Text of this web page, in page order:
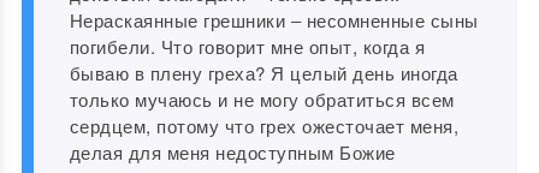
Нераскаянные грешники ‒ несомненные сыны
погибели. Что говорит мне опыт, когда я
бываю в плену греха? Я целый день иногда
только мучаюсь и не могу обратиться всем
сердцем, потому что грех ожесточает меня,
делая для меня недоступным Божие